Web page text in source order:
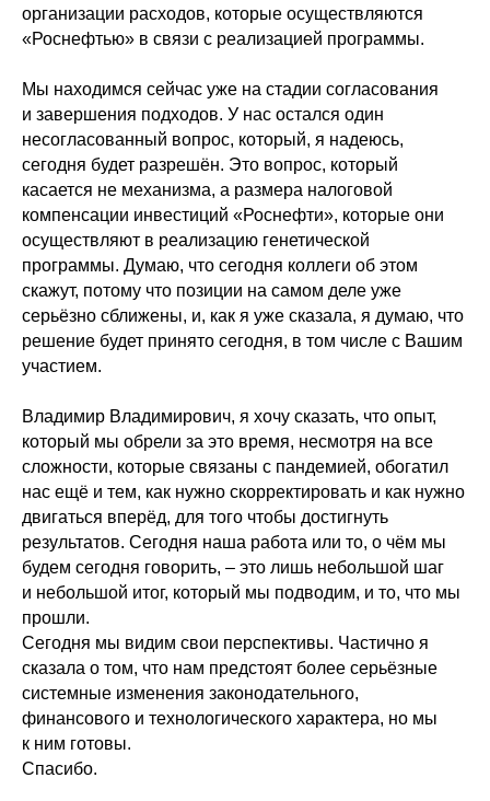
организации расходов, которые осуществляются
«Роснефтью» в связи с реализацией программы.
Мы находимся сейчас уже на стадии согласования
и завершения подходов. У нас остался один
несогласованный вопрос, который, я надеюсь,
сегодня будет разрешён. Это вопрос, который
касается не механизма, а размера налоговой
компенсации инвестиций «Роснефти», которые они
осуществляют в реализацию генетической
программы. Думаю, что сегодня коллеги об этом
скажут, потому что позиции на самом деле уже
серьёзно сближены, и, как я уже сказала, я думаю, что
решение будет принято сегодня, в том числе с Вашим
участием.
Владимир Владимирович, я хочу сказать, что опыт,
который мы обрели за это время, несмотря на все
сложности, которые связаны с пандемией, обогатил
нас ещё и тем, как нужно скорректировать и как нужно
двигаться вперёд, для того чтобы достигнуть
результатов. Сегодня наша работа или то, о чём мы
будем сегодня говорить, – это лишь небольшой шаг
и небольшой итог, который мы подводим, и то, что мы
прошли.
Сегодня мы видим свои перспективы. Частично я
сказала о том, что нам предстоят более серьёзные
системные изменения законодательного,
финансового и технологического характера, но мы
к ним готовы.
Спасибо.